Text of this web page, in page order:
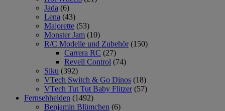
Jada (6)
Lena (43)
Majorette (53)
Monster Jam (10)
R/C Modelle und Zubehör (150)
Carrera RC (27)
Revell Control (74)
Siku (392)
VTech Switch & Go Dinos (18)
VTech Tut Tut Baby Flitzer (57)
Fernsehhelden (1492)
Benjamin Blümchen (6)